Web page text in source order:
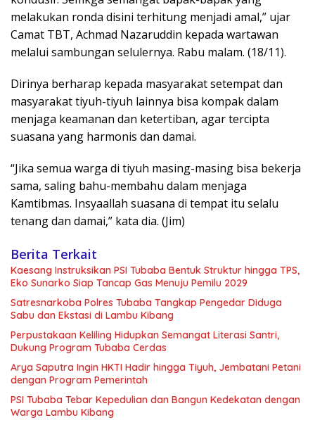
melakukan ronda disini terhitung menjadi amal,” ujar
Camat TBT, Achmad Nazaruddin kepada wartawan
melalui sambungan selulernya. Rabu malam. (18/11).
Dirinya berharap kepada masyarakat setempat dan
masyarakat tiyuh-tiyuh lainnya bisa kompak dalam
menjaga keamanan dan ketertiban, agar tercipta
suasana yang harmonis dan damai.
“Jika semua warga di tiyuh masing-masing bisa bekerja
sama, saling bahu-membahu dalam menjaga
Kamtibmas. Insyaallah suasana di tempat itu selalu
tenang dan damai,” kata dia. (Jim)
Berita Terkait
Kaesang Instruksikan PSI Tubaba Bentuk Struktur hingga TPS,
Eko Sunarko Siap Tancap Gas Menuju Pemilu 2029
Satresnarkoba Polres Tubaba Tangkap Pengedar Diduga
Sabu dan Ekstasi di Lambu Kibang
Perpustakaan Keliling Hidupkan Semangat Literasi Santri,
Dukung Program Tubaba Cerdas
Arya Saputra Ingin HKTI Hadir hingga Tiyuh, Jembatani Petani
dengan Program Pemerintah
PSI Tubaba Tebar Kepedulian dan Bangun Kedekatan dengan
Warga Lambu Kibang